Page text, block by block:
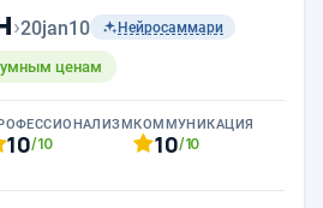
›20jan10 Нейросаммари
ценам
10/10
КОММУНИКАЦИЯ
10/10